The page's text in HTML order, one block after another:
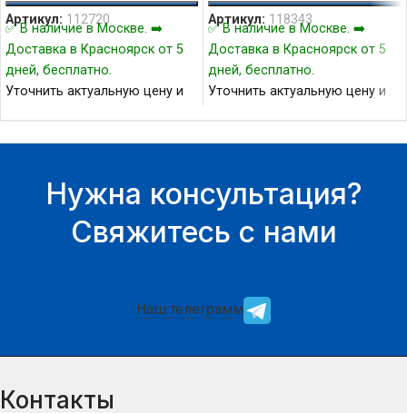
Артикул: 112720
✅ В наличие в Москве. ➡️
Доставка в Красноярск от 5
дней, бесплатно.
Уточнить актуальную цену и
Артикул: 118343
✅ В наличие в Москве. ➡️
Доставка в Красноярск от 5
дней, бесплатно.
Уточнить актуальную цену и
Нужна консультация?
Свяжитесь с нами
Наш телеграмм
Контакты